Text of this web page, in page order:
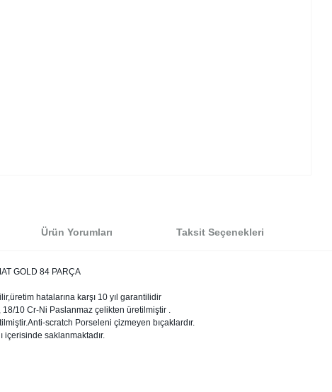
Ürün Yorumları Taksit Seçenekleri
GOLD 84 PARÇA
hatalarına karşı 10 yıl garantilidir
18/10 Cr-Ni Paslanmaz çelikten üretilmiştir .
scratch Porseleni çizmeyen bıçaklardır.
içerisinde saklanmaktadır.